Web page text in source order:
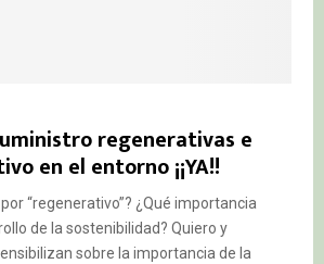
regenerativas e
en el entorno ¡¡YA!!
“regenerativo”? ¿Qué importancia
de la sostenibilidad? Quiero y
sobre la importancia de la